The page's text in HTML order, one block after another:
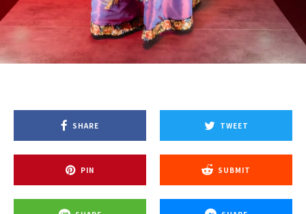
SHARE TWEET
PIN SUBMIT